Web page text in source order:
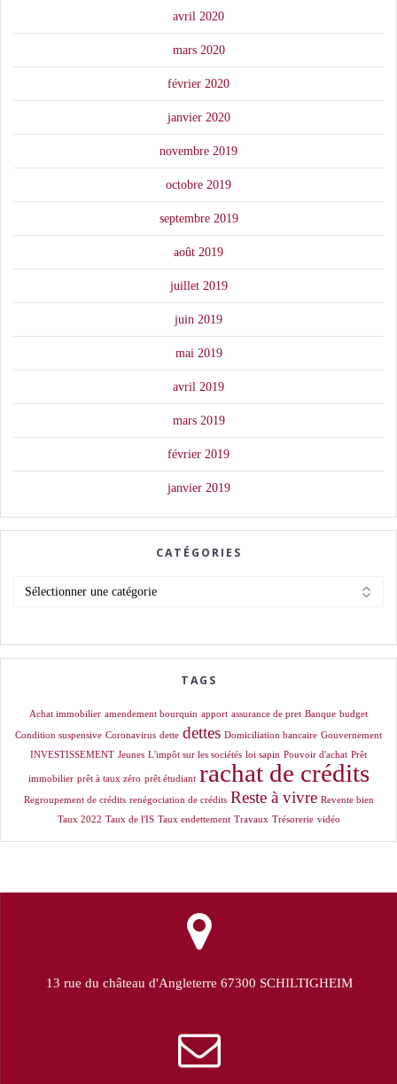
avril 2020
mars 2020
février 2020
janvier 2020
novembre 2019
octobre 2019
septembre 2019
août 2019
juillet 2019
juin 2019
mai 2019
avril 2019
mars 2019
février 2019
janvier 2019
CATÉGORIES
TAGS
Achat immobilier amendement bourquin apport assurance de pret Banque budget
Condition suspensive Coronavirus dette dettes Domiciliation bancaire Gouvernement
INVESTISSEMENT Jeunes L'impôt sur les sociétés loi sapin Pouvoir d'achat Prêt
immobilier prêt à taux zéro prêt étudiant rachat de crédits
Regroupement de crédits renégociation de crédits Reste à vivre Revente bien
Taux 2022 Taux de l'IS Taux endettement Travaux Trésorerie vidéo
13 rue du château d'Angleterre 67300 SCHILTIGHEIM